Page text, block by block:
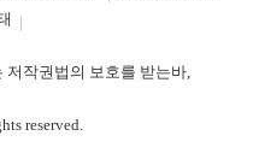
저작권법의 보호를 받는바,
reserved.